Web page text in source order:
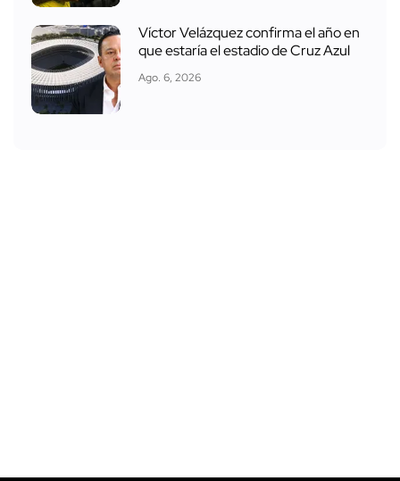
Víctor Velázquez confirma el año en
que estaría el estadio de Cruz Azul
Ago. 6, 2026